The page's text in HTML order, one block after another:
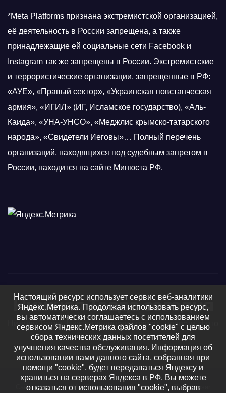
*Meta Platforms признана экстремистской организацией,
её деятельность в России запрещена, а также
принадлежащие ей социальные сети Facebook и
Instagram так же запрещены в России. Экстремистские
и террористические организации, запрещенные в РФ:
«АУЕ», «Правый сектор», «Украинская повстанческая
армия», «ИГИЛ» (ИГ, Исламское государство), «Аль-
Каида», «УНА-УНСО», «Меджлис крымско-татарского
народа», «Свидетели Иеговы»… Полный перечень
организаций, находящихся под судебным запретом в
России, находится на сайте Минюста РФ.
Нижняя Тавда сегодня
Нижняя Тавда, Нижнетавдинский район - новости, фото
и видео
Сайт работает на WordPress|Тема: Newsup, авторThemeansar
Настоящий ресурс использует сервис веб-аналитики
Яндекс.Метрика. Продолжая использовать ресурс,
вы автоматически соглашаетесь с использованием
сервисом Яндекс.Метрика файлов "cookie" с целью
сбора технических данных посетителей для
улучшения качества обслуживания. Информация об
использовании вами данного сайта, собранная при
помощи "cookie", будет передаваться Яндексу и
храниться на серверах Яндекса в РФ. Вы можете
отказаться от использования "cookie", выбрав